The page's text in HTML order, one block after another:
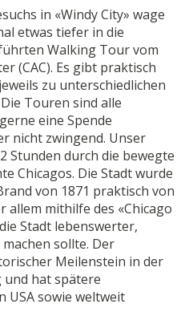
in «Windy City» wage
etwas tiefer in die
Walking Tour vom
(CAC). Es gibt praktisch
zu unterschiedlichen
Touren sind alle
eine Spende
nicht zwingend. Unser
Stunden durch die bewegte
Chicagos. Die Stadt wurde
von 1871 praktisch von
allem mithilfe des «Chicago
Stadt lebenswerter,
sollte. Der
Meilenstein in der
hat spätere
USA sowie weltweit